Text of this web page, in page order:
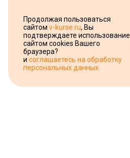
Продолжая пользоваться
сайтом v-kurse.ru, Вы
подтверждаете использование
сайтом cookies Вашего
браузера?
и соглашаетесь на обработку
персональных данных